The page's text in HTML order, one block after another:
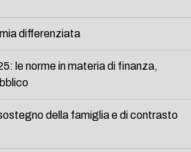
differenziata
le norme in materia di finanza,
della famiglia e di contrasto